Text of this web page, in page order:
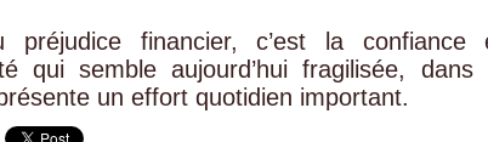
préjudice financier, c’est la confiance
qui semble aujourd’hui fragilisée,
un effort quotidien important.